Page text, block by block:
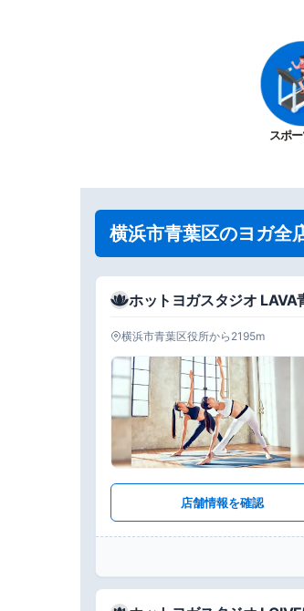
スポ
横浜市青葉区のヨガ全
ホットヨガスタジオ LAVA
横浜市青葉区役所から2195m
店舗情報を確認